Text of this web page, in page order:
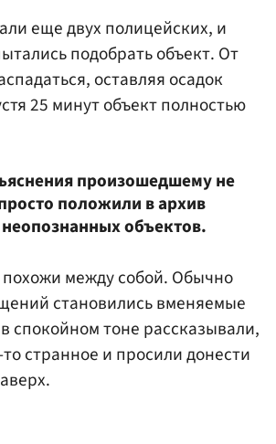
еще двух полицейских, и
подобрать объект. От
оставляя осадок
25 минут объект полностью
произошедшему не
положили в архив
объектов.
между собой. Обычно
становились вменяемые
спокойном тоне рассказывали,
странное и просили донести